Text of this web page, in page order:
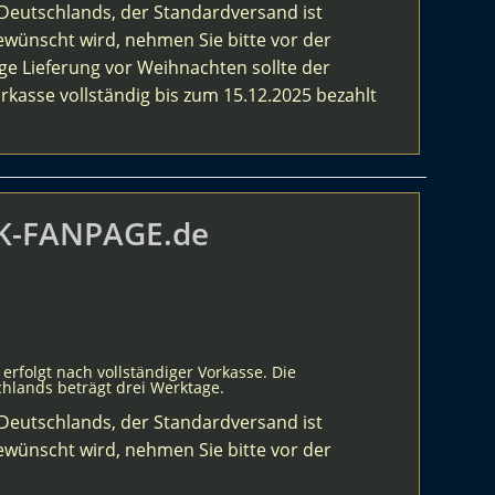
der Standardversand ist
wird, nehmen Sie bitte vor der
Lieferung vor Weihnachten sollte der
vollständig bis zum 15.12.2025 bezahlt
FANPAGE.de
nach vollständiger Vorkasse. Die
beträgt drei Werktage.
der Standardversand ist
wird, nehmen Sie bitte vor der